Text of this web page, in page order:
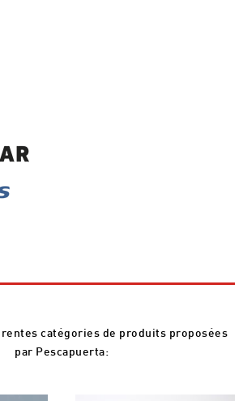
catégories de produits proposées
par Pescapuerta: